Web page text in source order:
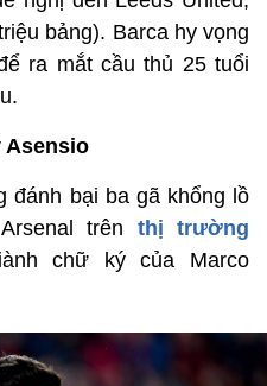
bảng). Barca hy vọng
ra mắt cầu thủ 25 tuổi
Asensio
đánh bại ba gã khổng lồ
trên thị trường
chữ ký của Marco